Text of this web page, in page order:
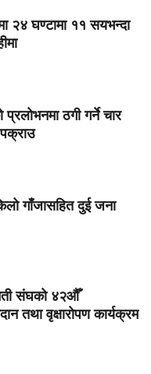
२४ घण्टामा ११ सयभन्दा
ठगी गर्ने चार
गाँजासहित दुई जना
संघको ४२औँ
तथा वृक्षारोपण कार्यक्रम